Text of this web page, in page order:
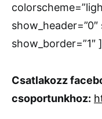
show_border=”1″ ]
Csatlakozz
csoportunkhoz: